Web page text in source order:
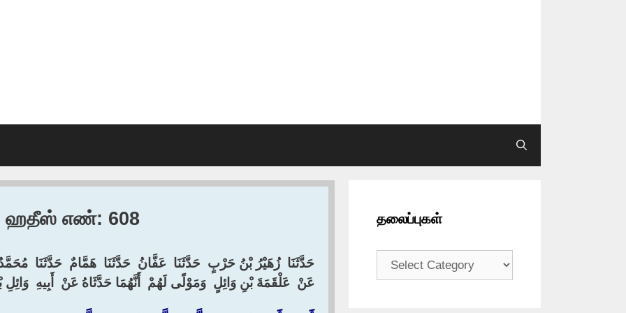
ஹதீஸ் எண்: 608
حَدَّثَنَا ‏ ‏زُهَيْرُ بْنُ حَرْبٍ ‏ ‏حَدَّثَنَا ‏ ‏عَفَّانُ ‏ ‏حَدَّثَنَا ‏ ‏هَمَّامٌ ‏ ‏حَدَّثَنَا
‏عَنْ ‏ ‏عَلْقَمَةَ بْنِ وَائِلٍ ‏ ‏وَمَوْلًى لَهُمْ ‏ ‏أَنَّهُمَا حَدَّثَاهُ عَنْ ‏ ‏أَبِيهِ ‏ ‏وَائِلِ
தலைப்புகள்
தலைப்புகள்